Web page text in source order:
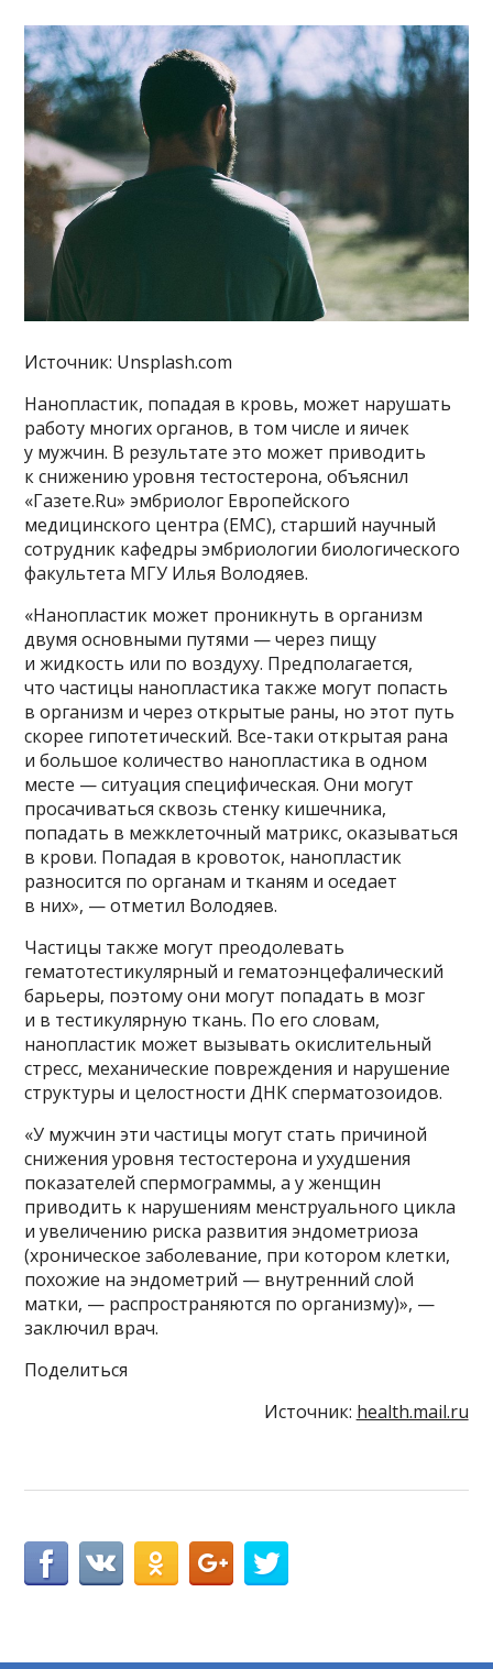
Источник: Unsplash.com
Нанопластик, попадая в кровь, может нарушать
работу многих органов, в том числе и яичек
у мужчин. В результате это может приводить
к снижению уровня тестостерона, объяснил
«Газете.Ru» эмбриолог Европейского
медицинского центра (EMC), старший научный
сотрудник кафедры эмбриологии биологического
факультета МГУ Илья Володяев.
«Нанопластик может проникнуть в организм
двумя основными путями — через пищу
и жидкость или по воздуху. Предполагается,
что частицы нанопластика также могут попасть
в организм и через открытые раны, но этот путь
скорее гипотетический. Все-таки открытая рана
и большое количество нанопластика в одном
месте — ситуация специфическая. Они могут
просачиваться сквозь стенку кишечника,
попадать в межклеточный матрикс, оказываться
в крови. Попадая в кровоток, нанопластик
разносится по органам и тканям и оседает
в них», — отметил Володяев.
Частицы также могут преодолевать
гематотестикулярный и гематоэнцефалический
барьеры, поэтому они могут попадать в мозг
и в тестикулярную ткань. По его словам,
нанопластик может вызывать окислительный
стресс, механические повреждения и нарушение
структуры и целостности ДНК сперматозоидов.
«У мужчин эти частицы могут стать причиной
снижения уровня тестостерона и ухудшения
показателей спермограммы, а у женщин
приводить к нарушениям менструального цикла
и увеличению риска развития эндометриоза
(хроническое заболевание, при котором клетки,
похожие на эндометрий — внутренний слой
матки, — распространяются по организму)», —
заключил врач.
Поделиться
Источник: health.mail.ru